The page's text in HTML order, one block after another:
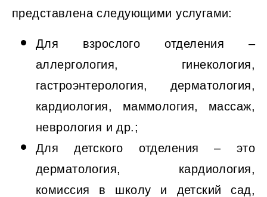
представлена следующими услугами:
Для взрослого отделения –
аллергология, гинекология,
гастроэнтерология, дерматология,
кардиология, маммология, массаж,
неврология и др.;
Для детского отделения – это
дерматология, кардиология,
комиссия в школу и детский сад,